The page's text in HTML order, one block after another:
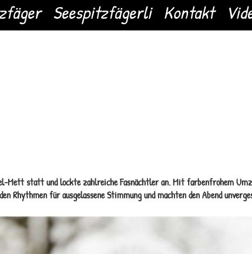
Seespitzfägerli Kontakt
Mett statt und lockte zahlreiche Fasnächtler an. Mit farbenfrohem
Rhythmen für ausgelassene Stimmung und machten den Abend